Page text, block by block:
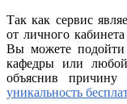
Так как сервис
от личного
Вы можете подойти
кафедры или
объяснив
уникальность